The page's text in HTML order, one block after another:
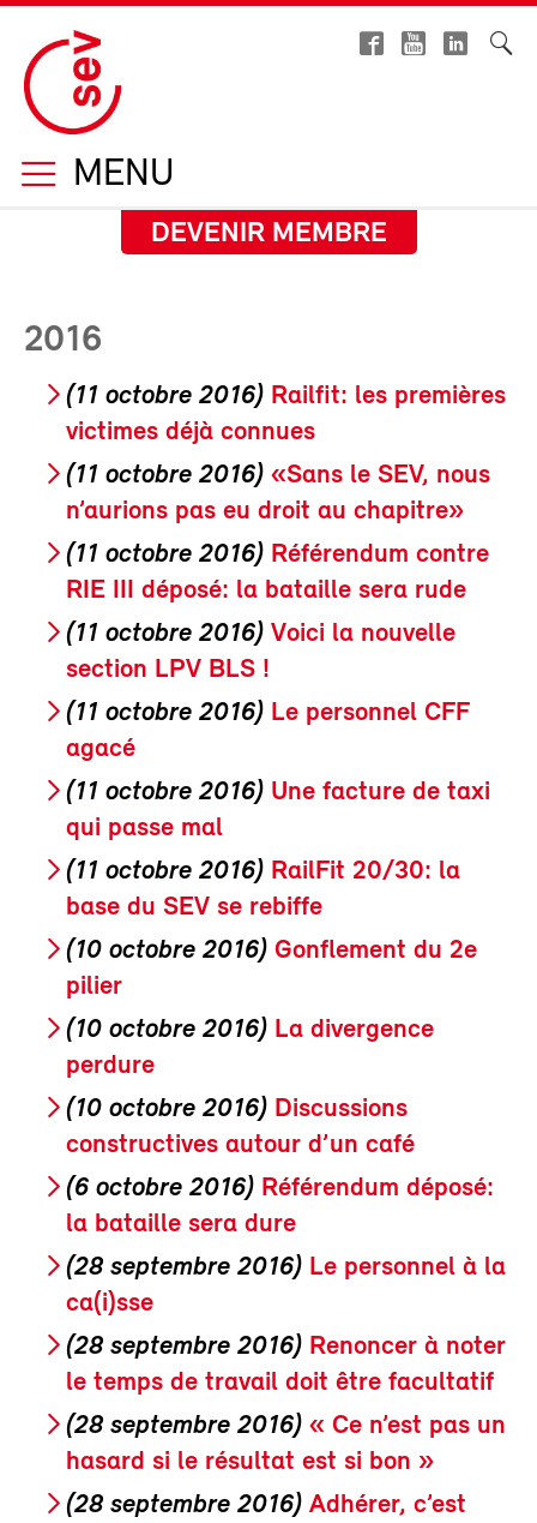
MENU
DEVENIR MEMBRE
2016
(11 octobre 2016) Railfit: les premières
victimes déjà connues
(11 octobre 2016) «Sans le SEV, nous
n’aurions pas eu droit au chapitre»
(11 octobre 2016) Référendum contre
RIE III déposé: la bataille sera rude
(11 octobre 2016) Voici la nouvelle
section LPV BLS !
(11 octobre 2016) Le personnel CFF
agacé
(11 octobre 2016) Une facture de taxi
qui passe mal
(11 octobre 2016) RailFit 20/30: la
base du SEV se rebiffe
(10 octobre 2016) Gonflement du 2e
pilier
(10 octobre 2016) La divergence
perdure
(10 octobre 2016) Discussions
constructives autour d’un café
(6 octobre 2016) Référendum déposé:
la bataille sera dure
(28 septembre 2016) Le personnel à la
ca(i)sse
(28 septembre 2016) Renoncer à noter
le temps de travail doit être facultatif
(28 septembre 2016) « Ce n’est pas un
hasard si le résultat est si bon »
(28 septembre 2016) Adhérer, c’est